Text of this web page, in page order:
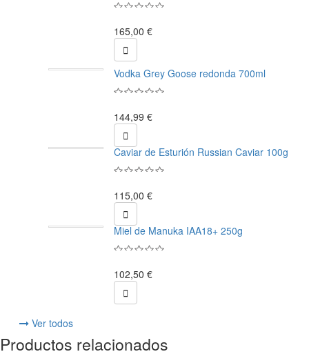
165,00 €

Vodka Grey Goose redonda 700ml
144,99 €

Caviar de Esturión Russian Caviar 100g
115,00 €

Miel de Manuka IAA18+ 250g
102,50 €

Ver todos
Productos relacionados